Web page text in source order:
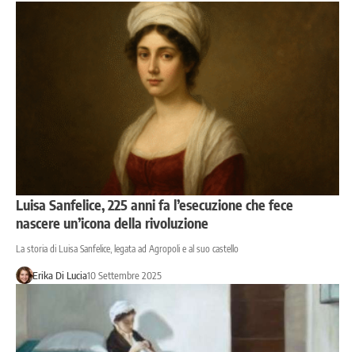
Luisa Sanfelice, 225 anni fa l’esecuzione che fece
nascere un’icona della rivoluzione
La storia di Luisa Sanfelice, legata ad Agropoli e al suo castello
Erika Di Lucia10 Settembre 2025